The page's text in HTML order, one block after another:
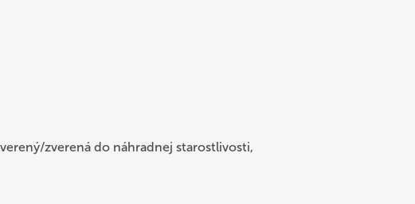
zverená do náhradnej starostlivosti,